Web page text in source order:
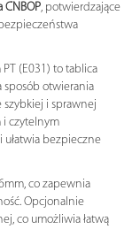
, potwierdzające
(E031) to tablica
sposób otwierania
i sprawnej
i czytelnym
bezpieczne
co zapewnia
Opcjonalnie
co umożliwia łatwą